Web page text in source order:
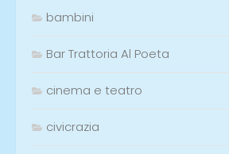
bambini
Bar Trattoria Al Poeta
cinema e teatro
civicrazia